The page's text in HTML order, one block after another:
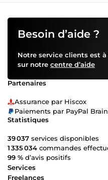
Besoin d’aide ?
Notre service clients est
sur notre centre d’aide
Partenaires
Assurance par Hiscox
Paiements par PayPal
Statistiques
39 037 services disponibles
1 335 034 commandes
99 % d’avis positifs
Services
Freelances